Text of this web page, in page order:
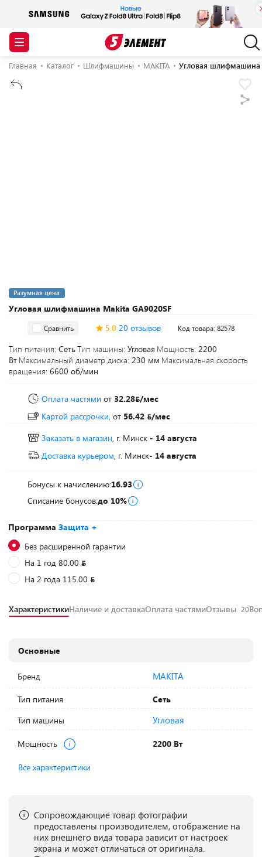
Главная Каталог Шлифмашины MAKITA Угловая шлифмашина
Угловая шлифмашина Makita GA9020SF
Разумная цена
Программа Защита +
Без расширенной гарантии
На 1 год 80.00
На 2 года 115.00
Сравнить 5.0 20 отзывов Код товара: 82578
Тип питания: СетьТип машины: Угловая Мощность: 2200
Вт Максимальный диаметр диска: 230 мм Максимальная скорость
вращения: 6600 об/мин
Оплата частями от 32.28 /мес
Картой рассрочки, от 56.42
/мес
Заказать в магазин, г. Минск - 14 августа
Доставка курьером, г. Минск- 14 августа
Бонусы к начислению:16.93
Списание бонусов:до 10%
ХарактеристикиНаличие и доставкаОплата частямиОтзывы 20
Основные
Бренд MAKITA
Тип питания
Сеть
Тип машины
Угловая
Мощность 2200 Вт
Все характеристики
Сопровождающие товар фотографии
предоставлены производителем, отображение на
них внешнего вида товара зависит от настроек
экрана и может отличаться от оригинала.